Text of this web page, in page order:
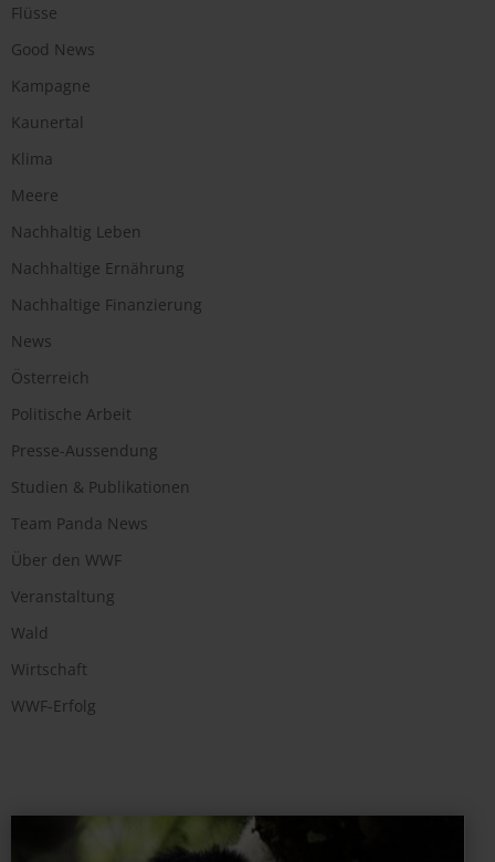
Flüsse
Good News
Kampagne
Kaunertal
Klima
Meere
Nachhaltig Leben
Nachhaltige Ernährung
Nachhaltige Finanzierung
News
Österreich
Politische Arbeit
Presse-Aussendung
Studien & Publikationen
Team Panda News
Über den WWF
Veranstaltung
Wald
Wirtschaft
WWF-Erfolg